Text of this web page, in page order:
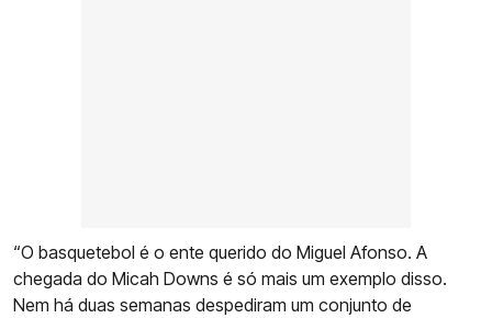
“O basquetebol é o ente querido do Miguel Afonso. A
chegada do Micah Downs é só mais um exemplo disso.
Nem há duas semanas despediram um conjunto de